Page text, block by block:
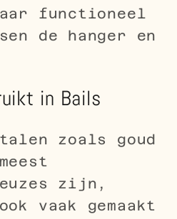
functioneel
de hanger en
in Bails
zoals goud
zijn,
vaak gemaakt